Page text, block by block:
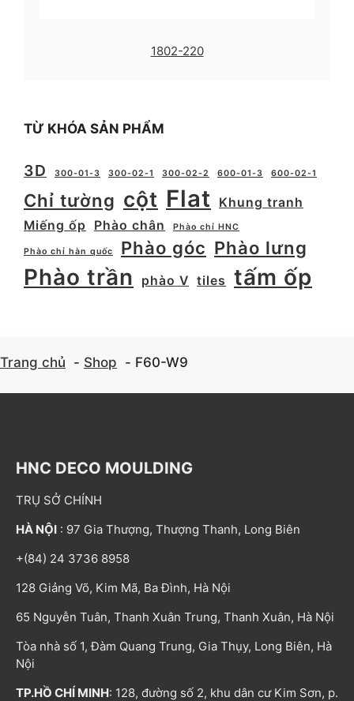
1802-220
TỪ KHÓA SẢN PHẨM
3D 300-01-3 300-02-1 300-02-2 600-01-3 600-02-1
Chỉ tường cột Flat
Khung tranh
Miếng ốp
Phào chân Phào chỉ HNC
Phào chỉ hàn quốc Phào góc Phào lưng
Phào trần phào V tiles tấm ốp
Trang chủ Shop F60-W9
HNC DECO MOULDING
TRỤ SỞ CHÍNH
HÀ NỘI : 97 Gia Thượng, Thượng Thanh, Long Biên
+(84) 24 3736 8958
128 Giảng Võ, Kim Mã, Ba Đình, Hà Nội
65 Nguyễn Tuân, Thanh Xuân Trung, Thanh Xuân, Hà Nội
Tòa nhà số 1, Đàm Quang Trung, Gia Thụy, Long Biên, Hà
Nội
TP.HỒ CHÍ MINH: 128, đường số 2, khu dân cư Kim Sơn, p.